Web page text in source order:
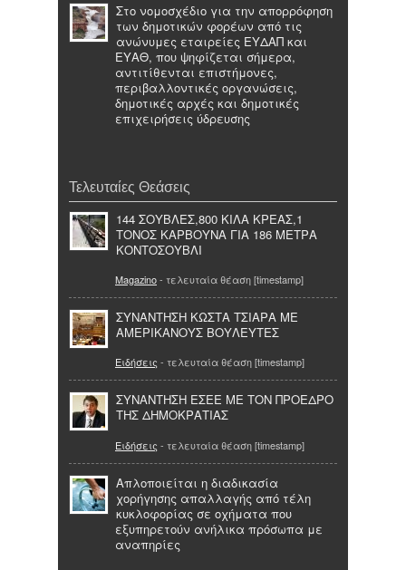
Στο νομοσχέδιο για την απορρόφηση
των δημοτικών φορέων από τις
ανώνυμες εταιρείες ΕΥΔΑΠ και
ΕΥΑΘ, που ψηφίζεται σήμερα,
αντιτίθενται επιστήμονες,
περιβαλλοντικές οργανώσεις,
δημοτικές αρχές και δημοτικές
επιχειρήσεις ύδρευσης
Τελευταίες Θεάσεις
144 ΣΟΥΒΛΕΣ,800 ΚΙΛΑ ΚΡΕΑΣ,1
ΤΟΝΟΣ ΚΑΡΒΟΥΝΑ ΓΙΑ 186 ΜΕΤΡΑ
ΚΟΝΤΟΣΟΥΒΛΙ
Magazino- τελευταία θέαση [timestamp]
ΣΥΝΑΝΤΗΣΗ ΚΩΣΤΑ ΤΣΙΑΡΑ ΜΕ
ΑΜΕΡΙΚΑΝΟΥΣ ΒΟΥΛΕΥΤΕΣ
Ειδήσεις - τελευταία θέαση [timestamp]
ΣΥΝΑΝΤΗΣΗ ΕΣΕΕ ΜΕ ΤΟΝ ΠΡΟΕΔΡΟ
ΤΗΣ ΔΗΜΟΚΡΑΤΙΑΣ
Ειδήσεις - τελευταία θέαση [timestamp]
Απλοποιείται η διαδικασία
χορήγησης απαλλαγής από τέλη
κυκλοφορίας σε οχήματα που
εξυπηρετούν ανήλικα πρόσωπα με
αναπηρίες